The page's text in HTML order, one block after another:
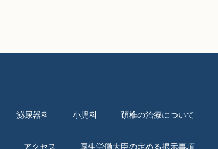
泌尿器科 小児科 頚椎の治療について
アクセス 厚生労働大臣の定める掲示事項